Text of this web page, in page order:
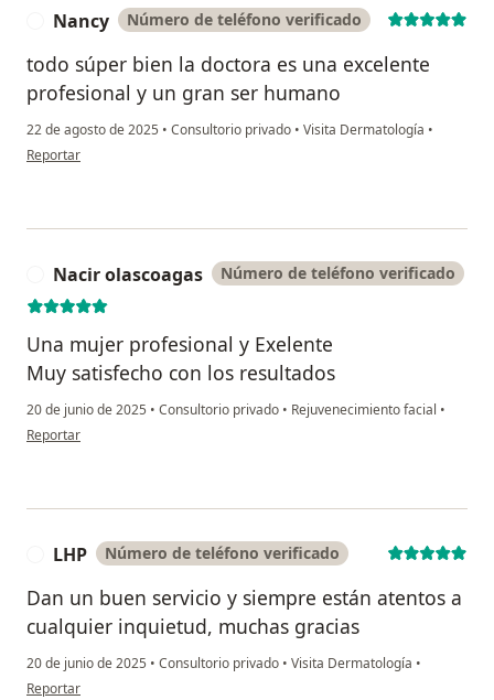
Nancy Número de teléfono verificado
todo súper bien la doctora es una excelente
profesional y un gran ser humano
22 de agosto de 2025 • Consultorio privado • Visita Dermatología •
en opinión del usuario Nancy
Reportar
Nacir olascoagas Número de teléfono verificado
Una mujer profesional y Exelente
Muy satisfecho con los resultados
20 de junio de 2025 • Consultorio privado • Rejuvenecimiento facial •
en opinión del usuario Nacir olascoagas
Reportar
LHP Número de teléfono verificado
Dan un buen servicio y siempre están atentos a
cualquier inquietud, muchas gracias
20 de junio de 2025 • Consultorio privado • Visita Dermatología •
en opinión del usuario LHP
Reportar